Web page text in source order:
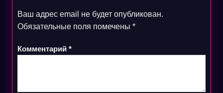
Ваш адрес email не будет опубликован.
Обязательные поля помечены *
Комментарий *